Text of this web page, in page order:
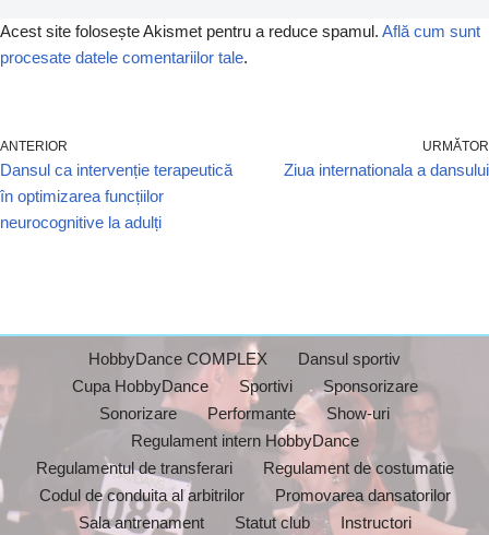
Acest site folosește Akismet pentru a reduce spamul. Află cum sunt
procesate datele comentariilor tale.
ANTERIOR
Dansul ca intervenție terapeutică
în optimizarea funcțiilor
neurocognitive la adulți
URMĂTOR
Ziua internationala a dansului
HobbyDance COMPLEX
Dansul sportiv
Cupa HobbyDance
Sportivi
Sponsorizare
Sonorizare
Performante
Show-uri
Regulament intern HobbyDance
Regulamentul de transferari
Regulament de costumatie
Codul de conduita al arbitrilor
Promovarea dansatorilor
Sala antrenament
Statut club
Instructori